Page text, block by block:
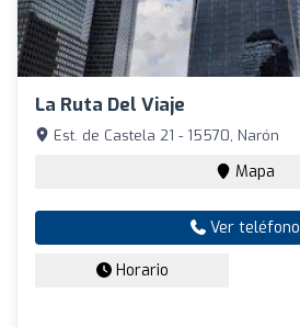
La Ruta Del Viaje
Est. de Castela 21 - 15570, Narón
Mapa
Ver teléfono
Horario